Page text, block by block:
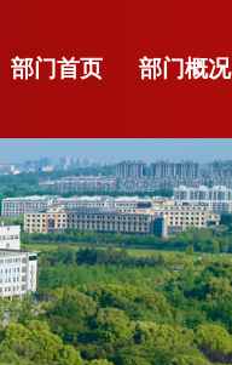
部门首页 部门概况